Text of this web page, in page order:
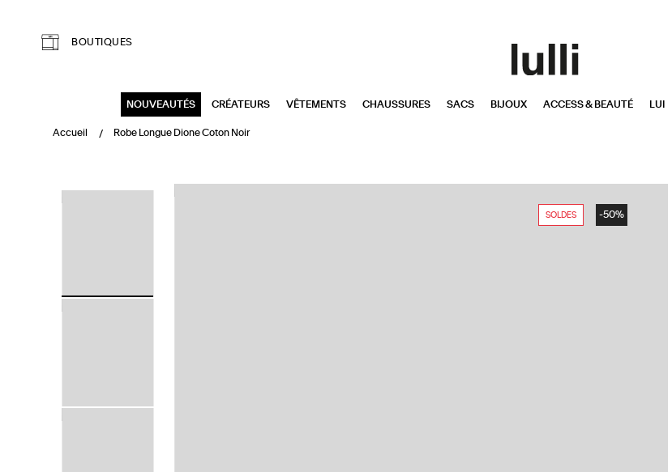
BOUTIQUES
NOUVEAUTÉS CRÉATEURS VÊTEMENTS CHAUSSURES SACS BIJOUX ACCESS & BEAUTÉ LUI
Accueil Robe Longue Dione Coton Noir
SOLDES -50%